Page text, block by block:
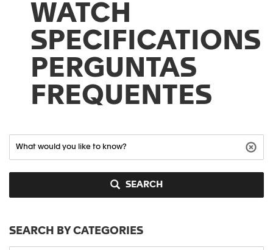
WATCH
SPECIFICATIONS
PERGUNTAS
FREQUENTES
SEARCH
SEARCH BY CATEGORIES